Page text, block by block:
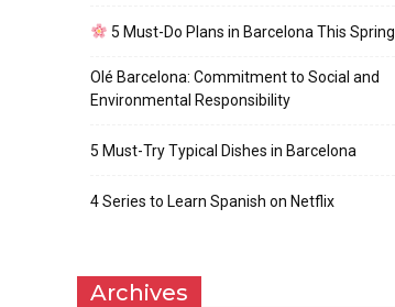
5 Must-Do Plans in Barcelona This Spring
Olé Barcelona: Commitment to Social and
Environmental Responsibility
5 Must-Try Typical Dishes in Barcelona
4 Series to Learn Spanish on Netflix
Archives